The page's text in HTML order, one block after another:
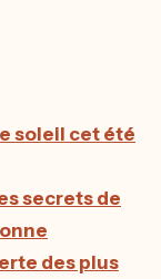
soleil cet été
secrets de
des plus